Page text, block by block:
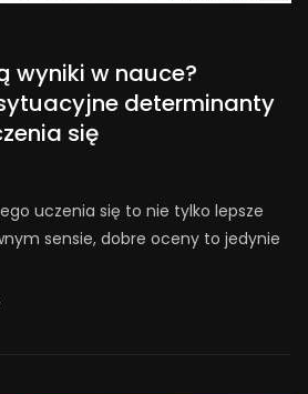
wyniki w nauce?
determinanty
się
uczenia się to nie tylko lepsze
sensie, dobre oceny to jedynie